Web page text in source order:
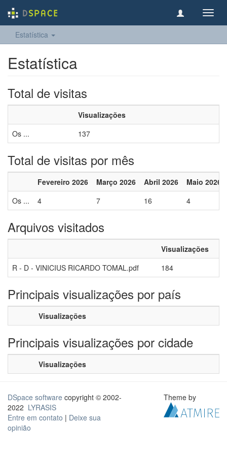
Estatística
Estatística
Total de visitas
Visualizações
Os ...
137
Total de visitas por mês
Fevereiro 2026 Março 2026 Abril 2026
Maio 2026
Os ...
4 7 16 4
Arquivos visitados
Visualizações
R - D - VINICIUS RICARDO TOMAL.pdf
184
Principais visualizações por país
Visualizações
Principais visualizações por cidade
Visualizações
DSpace software copyright © 2002-
2022 LYRASIS
Entre em contato | Deixe sua
opinião
Theme by